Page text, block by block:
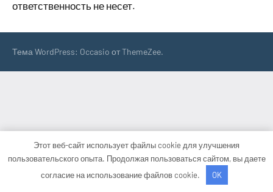
ответственность не несет.
Тема WordPress: Occasio от ThemeZee.
Этот веб-сайт использует файлы cookie для улучшения
пользовательского опыта. Продолжая пользоваться сайтом, вы даете
согласие на использование файлов cookie.
OK